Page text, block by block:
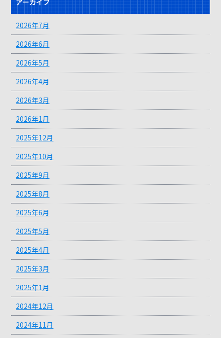
アーカイブ
2026年7月
2026年6月
2026年5月
2026年4月
2026年3月
2026年1月
2025年12月
2025年10月
2025年9月
2025年8月
2025年6月
2025年5月
2025年4月
2025年3月
2025年1月
2024年12月
2024年11月